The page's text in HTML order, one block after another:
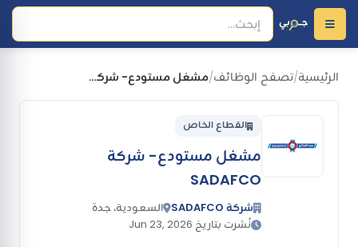
الرئيسية/تصفح الوظائف/ مشغل مستودع- شركة SADAFCO
القطاع الخاص
مشغل مستودع- شركة
SADAFCO
شركة SADAFCO
السعودية، جدة
نُشرت بتاريخ Jun 23, 2026